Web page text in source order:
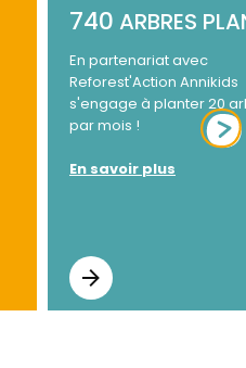
740 ARBRES
En partenariat avec
Reforest'Action Annikids
s'engage à planter 20
par mois !
En savoir plus